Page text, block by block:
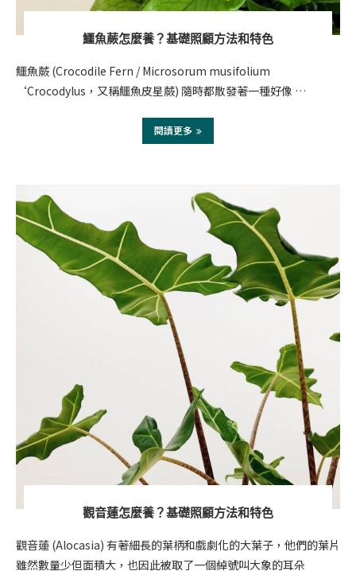
鱷魚蕨怎麼養？基礎照顧方法和特色
鱷魚蕨 (Crocodile Fern / Microsorum musifolium
‘Crocodylus，又稱鱷魚皮星蕨) 隨時都散發著一種好像 …
閱讀更多
觀音蓮怎麼養？基礎照顧方法和特色
觀音蓮 (Alocasia) 有著細長的葉柄和戲劇化的大葉子，他們的葉片
雖然數量少但面積大，也因此被取了一個綽號叫大象的耳朵